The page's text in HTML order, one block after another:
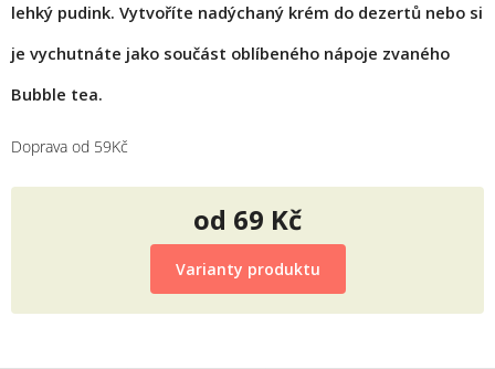
lehký pudink. Vytvoříte nadýchaný krém do dezertů nebo si
je vychutnáte jako součást oblíbeného nápoje zvaného
Bubble tea.
Doprava od 59Kč
od 69 Kč
Měrná
cena:
Varianty produktu